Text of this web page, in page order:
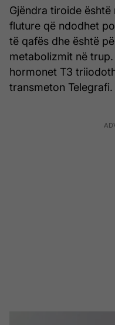
Gjëndra tiroide
fluture që ndodhet
të qafës dhe është
metabolizmit në
hormonet T3
transmeton Telegrafi.